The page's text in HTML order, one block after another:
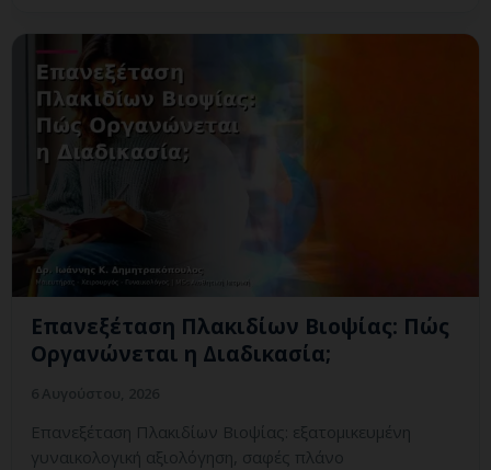
Επανεξέταση Πλακιδίων Βιοψίας: Πώς
Οργανώνεται η Διαδικασία;
Επανεξέταση Πλακιδίων Βιοψίας: εξατομικευμένη
γυναικολογική αξιολόγηση, σαφές πλάνο